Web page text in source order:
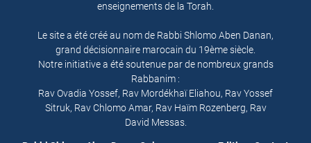
enseignements de la Torah.
Le site a été créé au nom de Rabbi Shlomo Aben Danan,
grand décisionnaire marocain du 19ème siècle.
Notre initiative a été soutenue par de nombreux grands
Rabbanim :
Rav Ovadia Yossef, Rav Mordékhaï Eliahou, Rav Yossef
Sitruk, Rav Chlomo Amar, Rav Haïm Rozenberg, Rav
David Messas.